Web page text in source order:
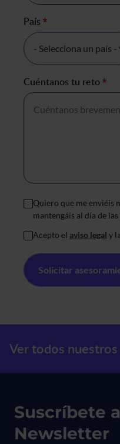
País *
Cuéntanos tu reto*
Quiero que me enviéis
mantengáis al día de
Acepto el aviso legal y la
Menú Prefooter
Ver todos
Suscríbete
Newsletter